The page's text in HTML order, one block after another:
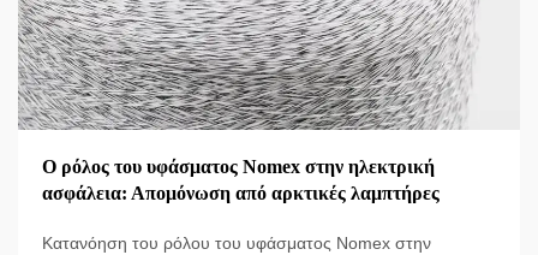
Ο ρόλος του υφάσματος Nomex στην ηλεκτρική
ασφάλεια: Απομόνωση από αρκτικές λαμπτήρες
Κατανόηση του ρόλου του υφάσματος Nomex στην